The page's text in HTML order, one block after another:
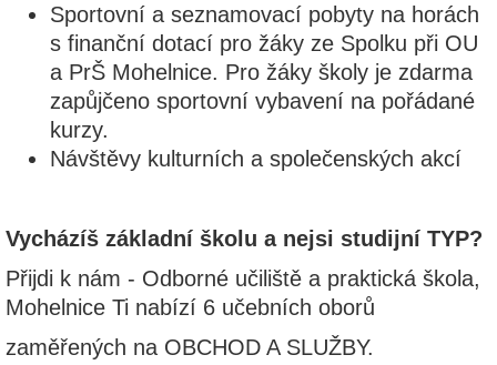
Sportovní a seznamovací pobyty na horách
s finanční dotací pro žáky ze Spolku při OU
a PrŠ Mohelnice. Pro žáky školy je zdarma
zapůjčeno sportovní vybavení na pořádané
kurzy.
Návštěvy kulturních a společenských akcí
Vycházíš základní školu a nejsi studijní TYP?
Přijdi k nám - Odborné učiliště a praktická škola,
Mohelnice Ti nabízí 6 učebních oborů
zaměřených na OBCHOD A SLUŽBY.